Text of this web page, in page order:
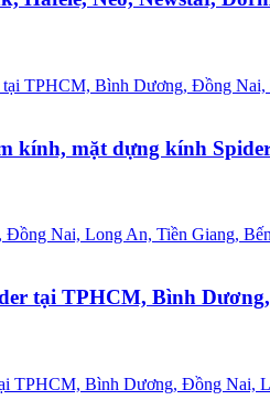
kính, mặt dựng kính
tại TPHCM, Bình